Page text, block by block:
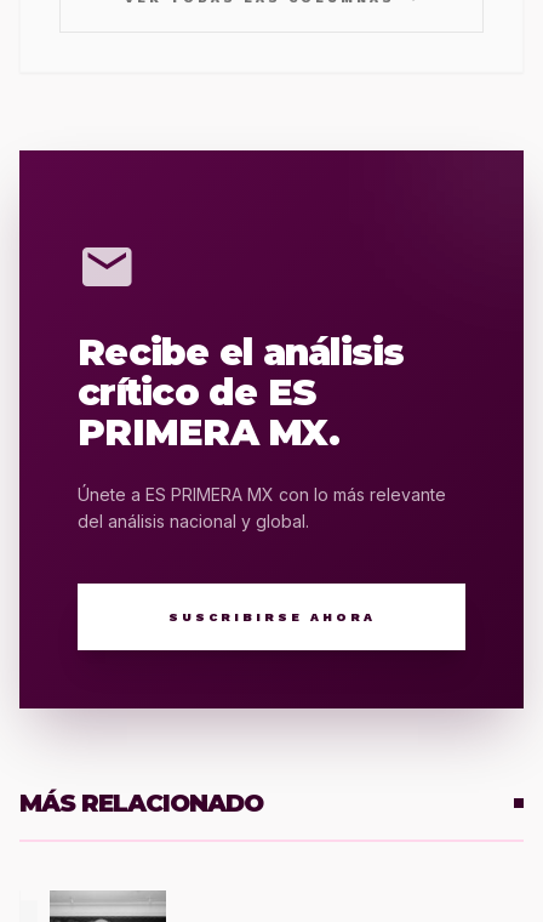
mail
Recibe el análisis
crítico de ES
PRIMERA MX.
Únete a ES PRIMERA MX con lo más relevante
del análisis nacional y global.
SUSCRIBIRSE AHORA
MÁS RELACIONADO